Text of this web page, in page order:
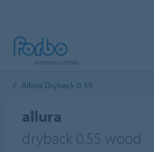
Allura Dryback 0.55
allura
dryback 0.55 wood